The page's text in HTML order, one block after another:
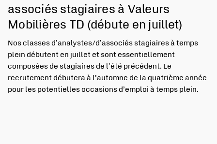
associés stagiaires à Valeurs
Mobilières TD (débute en juillet)
Nos classes d’analystes/d’associés stagiaires à temps
plein débutent en juillet et sont essentiellement
composées de stagiaires de l’été précédent. Le
recrutement débutera à l’automne de la quatrième année
pour les potentielles occasions d’emploi à temps plein.